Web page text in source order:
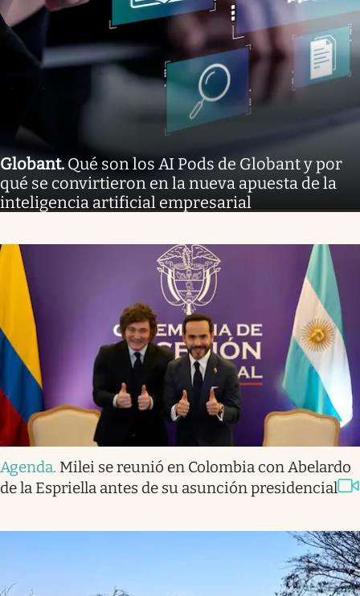
Globant.Qué son los AI Pods de Globant y por
qué se convirtieron en la nueva apuesta de la
inteligencia artificial empresarial
Agenda. Milei se reunió en Colombia con Abelardo
de la Espriella antes de su asunción presidencial